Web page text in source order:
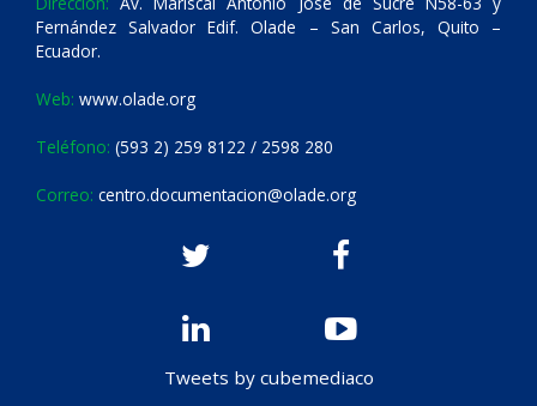
Fernández Salvador Edif. Olade – San Carlos, Quito –
Ecuador.
Web: www.olade.org
Teléfono: (593 2) 259 8122 / 2598 280
Correo: centro.documentacion@olade.org
Tweets by cubemediaco